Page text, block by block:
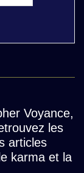
Voyance,
les
articles
karma et la